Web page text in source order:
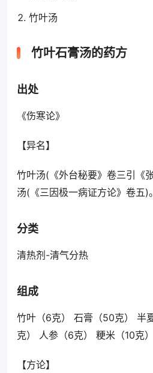
竹叶汤
竹叶石膏汤的药方
出处
《伤寒论》
【异名】
竹叶汤(《外台秘要》卷三引《
汤(《三因极一病证方论》卷
分类
清热剂-清气分热
组成
竹叶（6克） 石膏（50克） 半
克） 人参（6克） 粳米（10
【方论】